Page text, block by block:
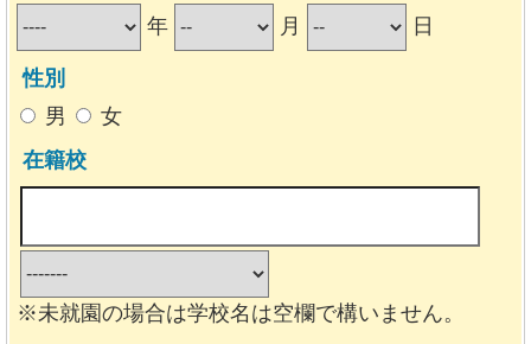
年
月 日
性別
男
女
在籍校
※未就園の場合は学校名は空欄で構いません。